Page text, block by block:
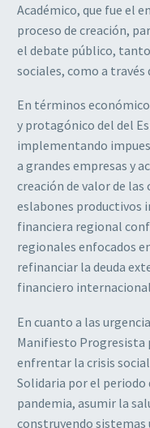
Académico, que fue el
proceso de creación,
el debate público,
sociales, como a través
En términos
y protagónico del del
implementando
a grandes empresas y
creación de valor de las
eslabones productivos
financiera regional
regionales enfocados
refinanciar la deuda
financiero
En cuanto a las
Manifiesto Progresista
enfrentar la crisis
Solidaria por el periodo
pandemia, asumir la
construyendo sistemas